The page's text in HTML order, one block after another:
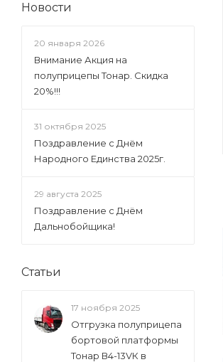
Новости
20 января 2026
Внимание Акция на
полуприцепы Тонар. Скидка
20%!!!
31 октября 2025
Поздравление с Днём
Народного Единства 2025г.
29 августа 2025
Поздравление с Днём
Дальнобойщика!
Статьи
17 ноября 2025
Отгрузка полуприцепа
бортовой платформы
Тонар В4-13VК в